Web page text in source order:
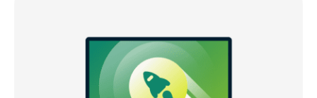
Дивитись повне порівняння: ExpressVPN проти
безкоштовних VPN